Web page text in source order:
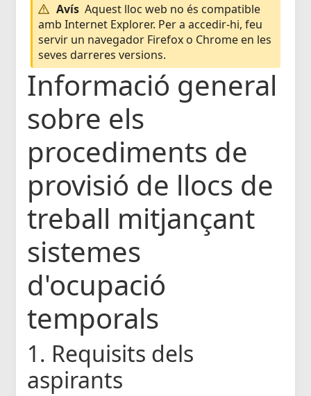
Avís Aquest lloc web no és compatible
amb Internet Explorer. Per a accedir-hi, feu
servir un navegador Firefox o Chrome en les
seves darreres versions.
Informació general
sobre els
procediments de
provisió de llocs de
treball mitjançant
sistemes
d'ocupació
temporals
1. Requisits dels
aspirants